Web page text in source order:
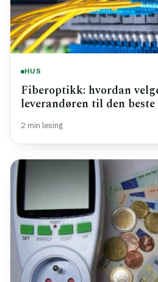
HUS
Fiberoptikk: hvordan
leverandøren til den
2 min lesing